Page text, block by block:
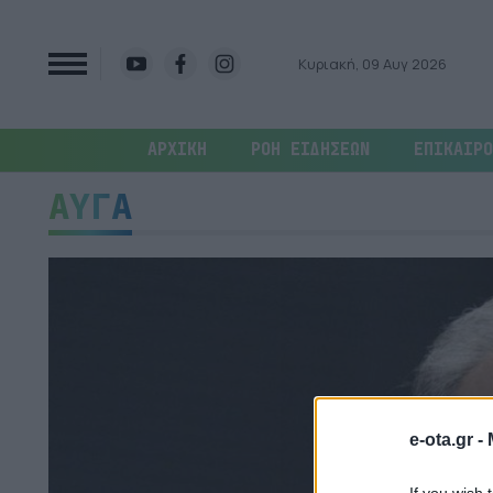
e-ota.gr -
Κυριακή, 09 Αυγ 2026
ΑΡΧΙΚΗ ΡΟΗ ΕΙΔΗΣΕΩΝ
ΑΥΓΑ